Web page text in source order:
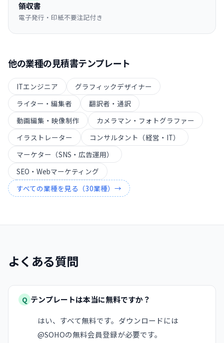
領収書
電子発行・印紙不要注記付き
他の業種の見積書テンプレート
ITエンジニア
グラフィックデザイナー
ライター・編集者
翻訳者・通訳
動画編集・映像制作
カメラマン・フォトグラファー
イラストレーター
コンサルタント（経営・IT）
マーケター（SNS・広告運用）
SEO・Webマーケティング
すべての業種を見る（30業種）→
よくある質問
Q テンプレートは本当に無料ですか？
はい、すべて無料です。ダウンロードには
@SOHOの無料会員登録が必要です。